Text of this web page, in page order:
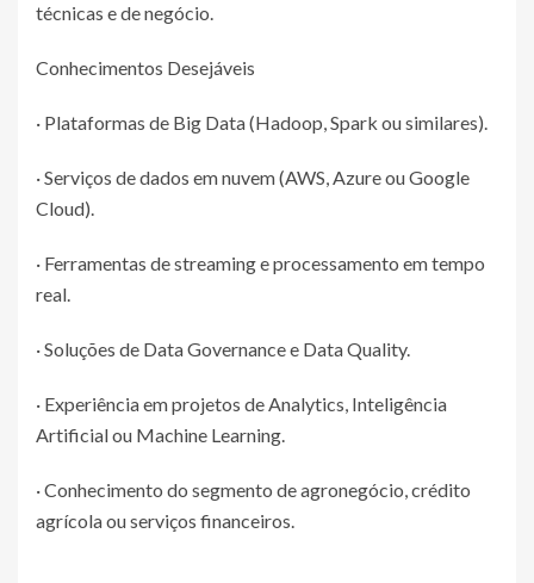
técnicas e de negócio.
Conhecimentos Desejáveis
· Plataformas de Big Data (Hadoop, Spark ou similares).
· Serviços de dados em nuvem (AWS, Azure ou Google
Cloud).
· Ferramentas de streaming e processamento em tempo
real.
· Soluções de Data Governance e Data Quality.
· Experiência em projetos de Analytics, Inteligência
Artificial ou Machine Learning.
· Conhecimento do segmento de agronegócio, crédito
agrícola ou serviços financeiros.